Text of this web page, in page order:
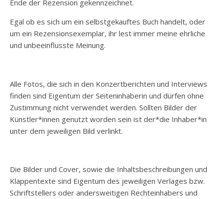
Ende der Rezension gekennzeichnet.
Egal ob es sich um ein selbstgekauftes Buch handelt, oder
um ein Rezensionsexemplar, ihr lest immer meine ehrliche
und unbeeinflusste Meinung.
Alle Fotos, die sich in den Konzertberichten und Interviews
finden sind Eigentum der Seiteninhaberin und dürfen ohne
Zustimmung nicht verwendet werden. Sollten Bilder der
Künstler*innen genutzt worden sein ist der*die Inhaber*in
unter dem jeweiligen Bild verlinkt.
Die Bilder und Cover, sowie die Inhaltsbeschreibungen und
Klappentexte sind Eigentum des jeweiligen Verlages bzw.
Schriftstellers oder andersweitigen Rechteinhabers und